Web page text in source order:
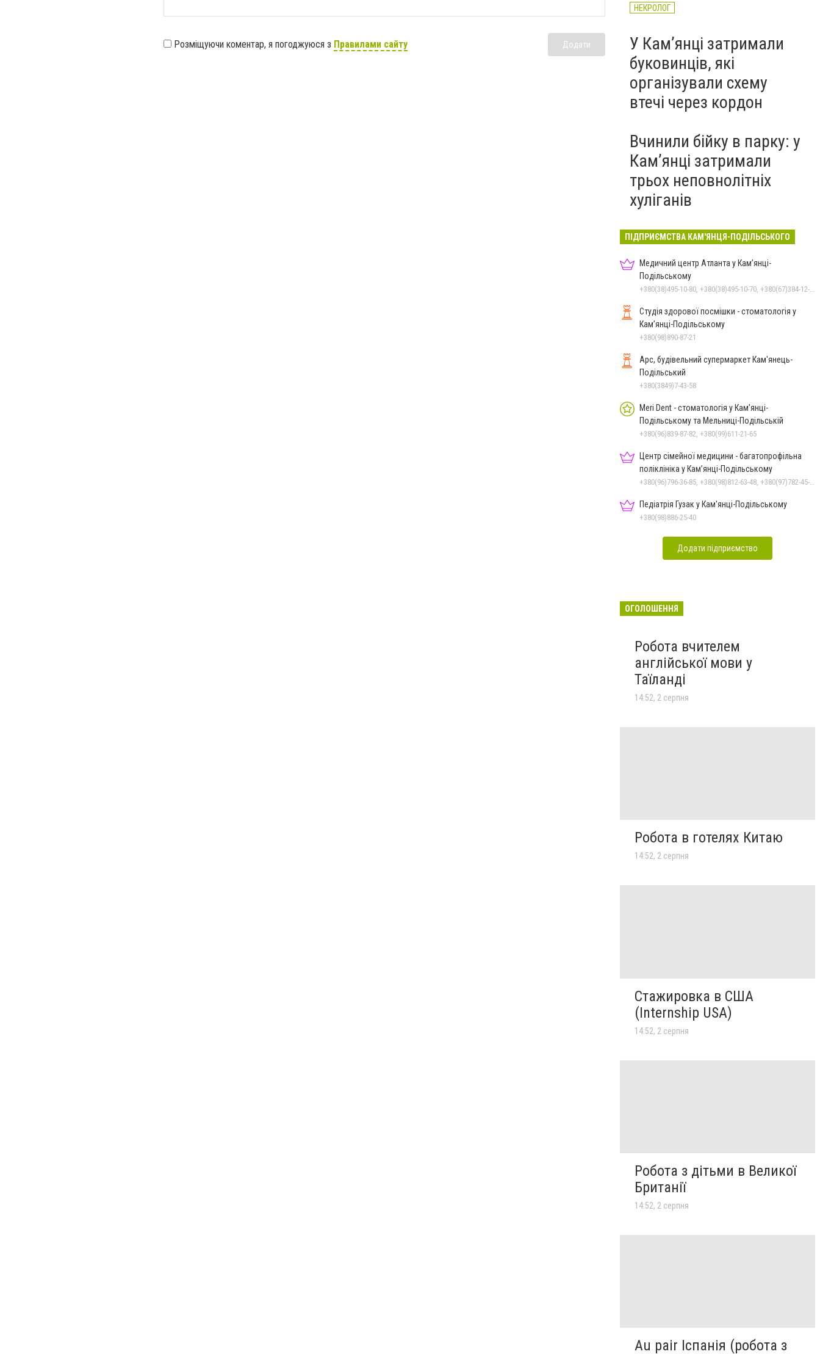
Розміщуючи коментар, я погоджуюся з Правилами сайту Додати
НЕКРОЛОГ
У Кам’янці затримали
буковинців, які
організували схему
втечі через кордон
Вчинили бійку в парку: у
Кам’янці затримали
трьох неповнолітніх
хуліганів
ПІДПРИЄМСТВА КАМ'ЯНЦЯ-ПОДІЛЬСЬКОГО
Медичний центр Атланта у Кам’янці-
Подільському
+380(38)495-10-80, +380(38)495-10-70, +380(67)384-12-07
Студія здорової посмішки - стоматологія у
Кам’янці-Подільському
+380(98)890-87-21
Арс, будівельний супермаркет Кам'янець-
Подільський
+380(3849)7-43-58
Meri Dent - стоматологія у Кам’янці-
Подільському та Мельниці-Подільській
+380(96)839-87-82, +380(99)611-21-65
Центр сімейної медицини - багатопрофільна
поліклініка у Кам’янці-Подільському
+380(96)796-36-85, +380(98)812-63-48, +380(97)782-45-70
Педіатрія Гузак у Кам'янці-Подільському
+380(98)886-25-40
Додати підприємство
ОГОЛОШЕННЯ
Робота вчителем
англійської мови у
Таїланді
14:52, 2 серпня
Робота в готелях Китаю
14:52, 2 серпня
Стажировка в США
(Internship USA)
14:52, 2 серпня
Робота з дітьми в Великої
Британії
14:52, 2 серпня
Au pair Іспанія (робота з